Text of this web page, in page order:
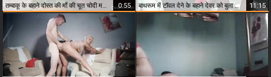
तम्बाकू के बहाने दोस्त की माँ की चूत चोदी मनोज ने 0:55 बाथरूम में टॉवल देने के बहाने देवर को बुला के चुद गई सेक्सी देसी भाभी 11:15